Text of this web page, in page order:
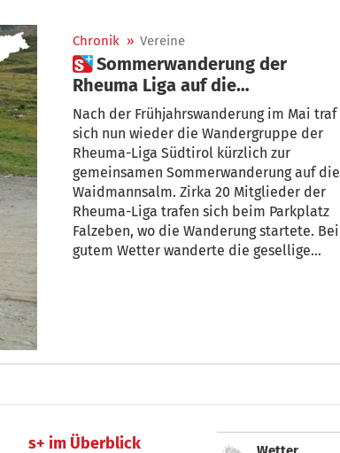
Chronik » Vereine
 Sommerwanderung der
Rheuma Liga auf die
Waidmannsalm
Nach der Frühjahrswanderung im Mai traf
sich nun wieder die Wandergruppe der
Rheuma-Liga Südtirol kürzlich zur
gemeinsamen Sommerwanderung auf die
Waidmannsalm. Zirka 20 Mitglieder der
Rheuma-Liga trafen sich beim Parkplatz
Falzeben, wo die Wanderung startete. Bei
gutem Wetter wanderte die gesellige
s+ im Überblick